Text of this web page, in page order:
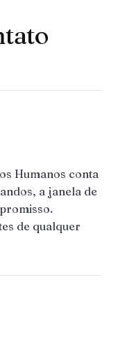
Humanos conta
a janela de
de qualquer